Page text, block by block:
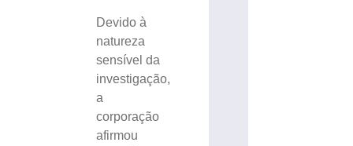
Devido à
natureza
sensível da
investigação,
a
corporação
afirmou